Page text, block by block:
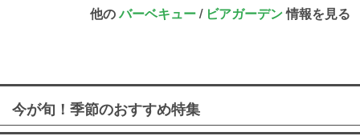
他のバーベキュー/ ビアガーデン情報を見る
今が旬！季節のおすすめ特集